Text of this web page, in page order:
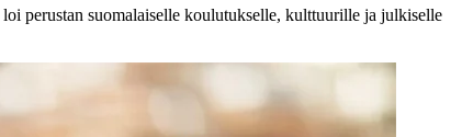
perustan suomalaiselle koulutukselle, kulttuurille ja julkiselle